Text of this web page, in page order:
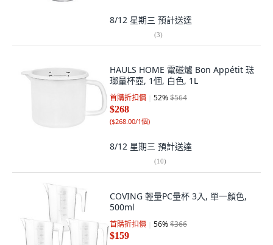
8/12 星期三 預計送達
(3)
HAULS HOME 電磁爐 Bon Appétit 琺
瑯量杯壺, 1個, 白色, 1L
首購折扣價 52%$564
$268
($268.00/1個)
8/12 星期三 預計送達
(10)
COVING 輕量PC量杯 3入, 單一顏色,
500ml
首購折扣價 56%$366
$159